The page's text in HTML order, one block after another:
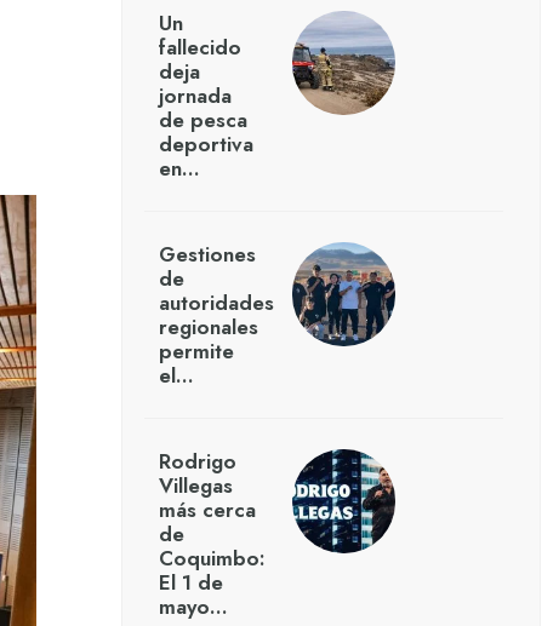
Un
fallecido
deja
jornada
de pesca
deportiva
en…
Gestiones
de
autoridades
regionales
permite
el…
Rodrigo
Villegas
más cerca
de
Coquimbo:
El 1 de
mayo…